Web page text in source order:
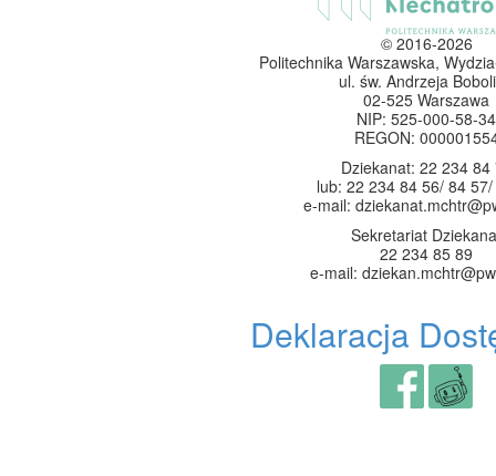
© 2016-2026
Politechnika Warszawska,
ul. św. Andrzeja
02-525 Warszawa
NIP: 525-000-58-34
REGON:
Dziekanat: 22 234 84
lub: 22 234 84 56/ 84
e-mail:
Sekretariat
22 234 85 89
e-mail:
Deklaracja